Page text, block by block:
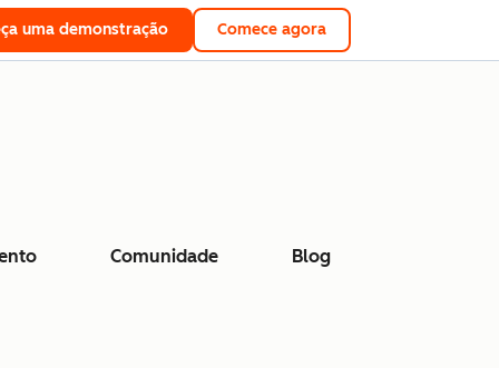
uma demonstração Comece agora
Comunidade Blog